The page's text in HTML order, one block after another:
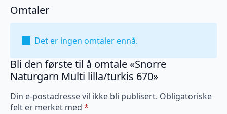
Omtaler
Det er ingen omtaler ennå.
Bli den første til å omtale «Snorre
Naturgarn Multi lilla/turkis 670»
Din e-postadresse vil ikke bli publisert. Obligatoriske
felt er merket med *